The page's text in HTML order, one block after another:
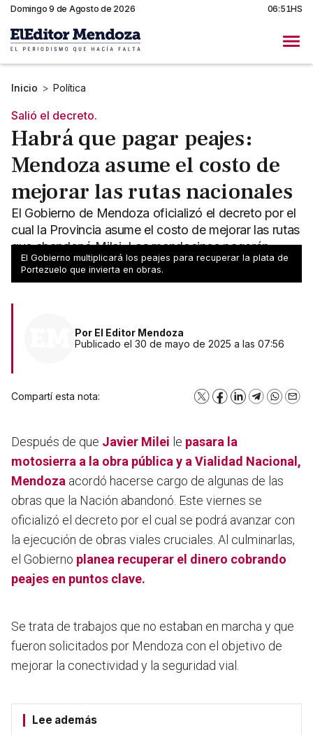
Domingo 9 de Agosto de 2026 06:51HS
Inicio > Política
Salió el decreto.
Habrá que pagar peajes:
Mendoza asume el costo de
mejorar las rutas nacionales
El Gobierno de Mendoza oficializó el decreto por el
cual la Provincia asume el costo de mejorar las rutas
que abandonó Milei. Los mendocinos pagarán
peaje.
El Gobierno multiplicará los peajes para recuperar la plata de
Portezuelo que invierta en obras.
Por El Editor Mendoza
Publicado el 30 de mayo de 2025 a las 07:56
Compartí esta nota: X Facebook
LinkedInTelegram
Después de que Javier Milei le pasara la
motosierra a la obra pública y a Vialidad Nacional,
Mendoza acordó hacerse cargo de algunas de las
obras que la Nación abandonó. Este viernes se
oficializó el decreto por el cual se podrá avanzar con
la ejecución de obras viales cruciales. Al culminarlas,
el Gobierno planea recuperar el dinero cobrando
peajes en puntos clave.
Se trata de trabajos que no estaban en marcha y que
fueron solicitados por Mendoza con el objetivo de
mejorar la conectividad y la seguridad vial.
Lee además